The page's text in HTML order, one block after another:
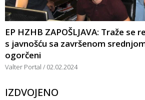
EP HZHB ZAPOŠLJAVA: Traže se
s javnošću sa završenom
ogorčeni
Valter Portal 02.02.2024
IZDVOJENO